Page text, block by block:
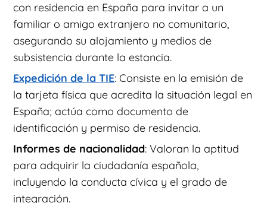
con residencia en España para invitar a un
familiar o amigo extranjero no comunitario,
asegurando su alojamiento y medios de
subsistencia durante la estancia.
Expedición de la TIE: Consiste en la emisión de
la tarjeta física que acredita la situación legal en
España; actúa como documento de
identificación y permiso de residencia.
Informes de nacionalidad: Valoran la aptitud
para adquirir la ciudadanía española,
incluyendo la conducta cívica y el grado de
integración.